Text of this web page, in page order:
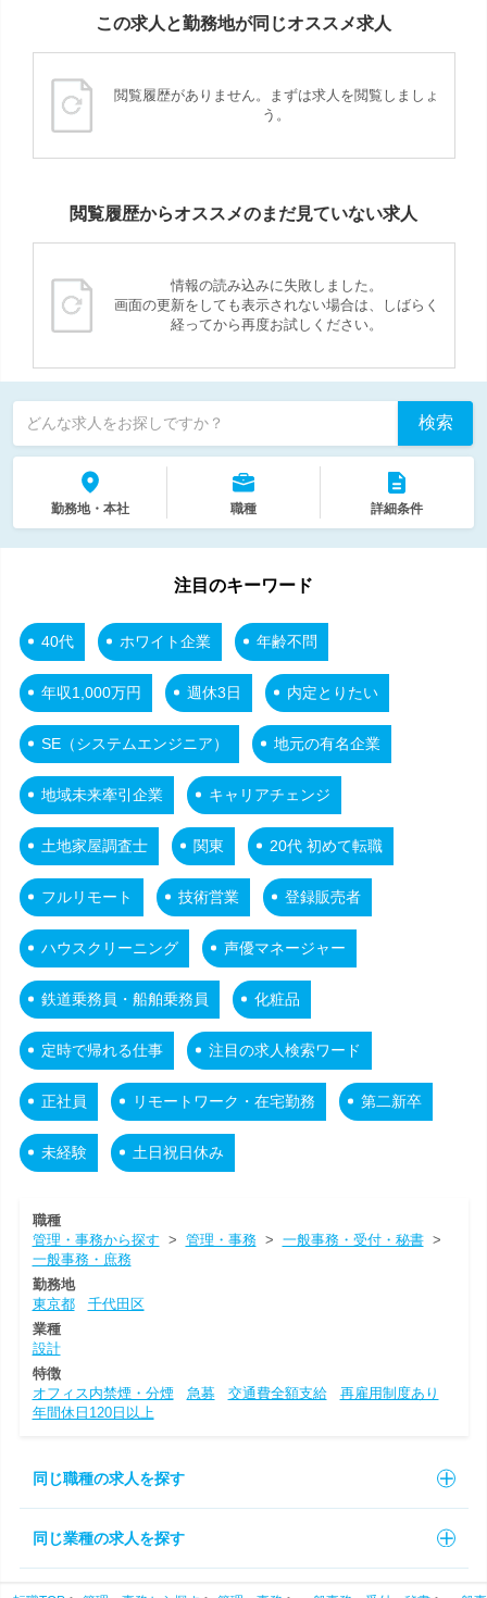
この求人と勤務地が同じオススメ求人
閲覧履歴がありません。まずは求人を閲覧しましょ
う。
閲覧履歴からオススメのまだ見ていない求人
情報の読み込みに失敗しました。
画面の更新をしても表示されない場合は、しばらく
経ってから再度お試しください。
どんな求人をお探しですか？ 検索
勤務地・本社 職種 詳細条件
注目のキーワード
40代 ホワイト企業 年齢不問
年収1,000万円 週休3日 内定とりたい
SE（システムエンジニア） 地元の有名企業
地域未来牽引企業 キャリアチェンジ
土地家屋調査士 関東 20代 初めて転職
フルリモート 技術営業 登録販売者
ハウスクリーニング 声優マネージャー
鉄道乗務員・船舶乗務員 化粧品
定時で帰れる仕事 注目の求人検索ワード
正社員 リモートワーク・在宅勤務 第二新卒
未経験 土日祝日休み
職種
管理・事務から探す > 管理・事務> 一般事務・受付・秘書>
一般事務・庶務
勤務地
東京都
千代田区
業種
設計
特徴
オフィス内禁煙・分煙
急募 交通費全額支給
再雇用制度あり
年間休日120日以上
同じ職種の求人を探す
同じ業種の求人を探す